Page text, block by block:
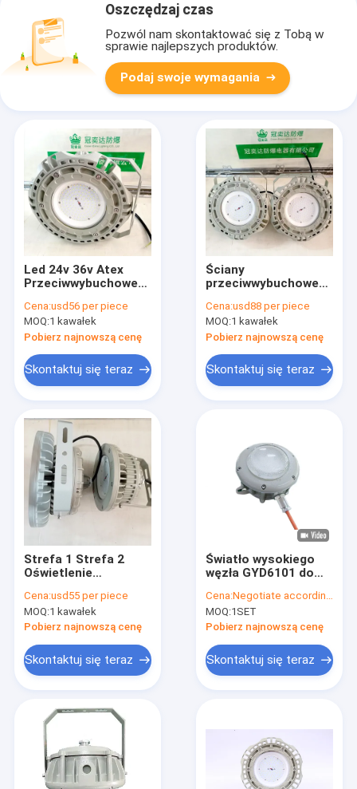
Filmy
Oszczędzaj czas
Pozwól nam skontaktować się z Tobą w
sprawie najlepszych produktów.
Podaj swoje wymagania
Led 24v 36v Atex
Przeciwwybuchowe
120 W Led High Bay
Cena:usd56 per piece
MOQ:1 kawałek
Pobierz najnowszą cenę
Skontaktuj się teraz
Ściany
przeciwwybuchowe
240w 200W Lampy
odlewane z
aluminium Cob
Cena:usd88 per piece
MOQ:1 kawałek
Pobierz najnowszą cenę
Skontaktuj się teraz
Strefa 1 Strefa 2
Oświetlenie
Klasa 1 Dywizja 1 2
Oświetlenie LED Ufo
o mocy 120 W High
Cena:usd55 per piece
MOQ:1 kawałek
Pobierz najnowszą cenę
Skontaktuj się teraz
Światło wysokiego
węzła GYD6101 do
50W 120lm/W 100-
240VAC 50-60Hz
24/36VDC Ra≥80
Cena:Negotiate according to buyer's requirements
MOQ:1SET
Pobierz najnowszą cenę
Skontaktuj się teraz